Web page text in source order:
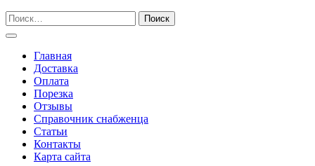
Главная
Доставка
Оплата
Порезка
Отзывы
Справочник снабженца
Статьи
Контакты
Карта сайта